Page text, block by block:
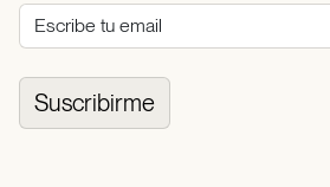
Suscribirme